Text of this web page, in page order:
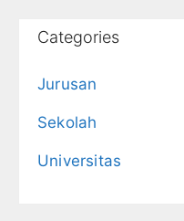
Categories
Jurusan
Sekolah
Universitas